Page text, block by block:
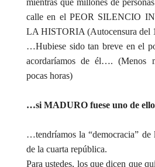
calle en el PEOR SILENCIO
LA HISTORIA (Autocensura del
…Hubiese sido tan breve en el
acordaríamos de él…. (Menos
pocas horas)
…si MADURO fuese uno de
…tendríamos la “democracia” de
de la cuarta república.
Para ustedes, los que dicen que